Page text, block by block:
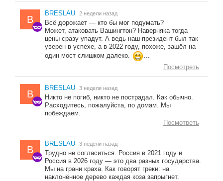
B
BRESLAU 2 недели назад
Всё дорожает — кто бы мог подумать?
Может, атаковать Вашингтон? Наверняка тогда
цены сразу упадут. А ведь наш президент был так
уверен в успехе, а в 2022 году, похоже, зашёл на
один мост слишком далеко.
...
Посмотреть
B
BRESLAU 3 недели назад
Никто не погиб, никто не пострадал. Как обычно.
Расходитесь, пожалуйста, по домам. Мы
побеждаем.
Посмотреть
B
BRESLAU 3 недели назад
Трудно не согласиться. Россия в 2021 году и
Россия в 2026 году — это два разных государства.
Мы на грани краха. Как говорят греки: на
наклонённое дерево каждая коза запрыгнет.